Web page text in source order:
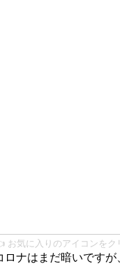
お気に入りのアイコンをク
ロナはまだ暗いです